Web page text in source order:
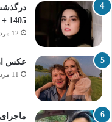
1405 + علت فوت
12 مرداد 1405
عکس
11 مرداد 1405